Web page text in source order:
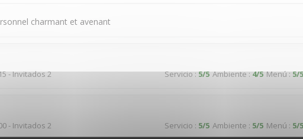
charmant et avenant
- Invitados 2 Servicio:5/5 Ambiente:4/5 Menú:5/5
- Invitados 2 Servicio : 5/5 Ambiente : 5/5 Menú : 5/5